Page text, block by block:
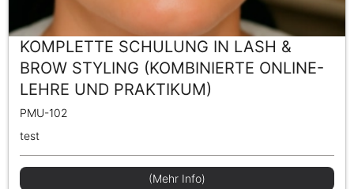
KOMPLETTE SCHULUNG IN LASH &
BROW STYLING (KOMBINIERTE ONLINE-
LEHRE UND PRAKTIKUM)
PMU-102
test
(Mehr Info)